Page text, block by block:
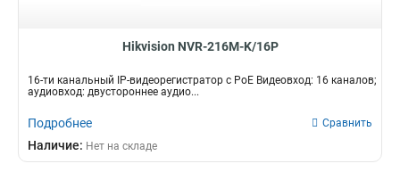
Hikvision NVR-216M-K/16P
16-ти канальный IP-видеорегистратор с PoE Видеовход: 16 каналов;
аудиовход: двустороннее аудио...
Подробнее Сравнить
Наличие: Нет на складе